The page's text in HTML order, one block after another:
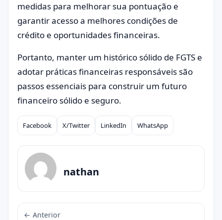
medidas para melhorar sua pontuação e
garantir acesso a melhores condições de
crédito e oportunidades financeiras.
Portanto, manter um histórico sólido de FGTS e
adotar práticas financeiras responsáveis são
passos essenciais para construir um futuro
financeiro sólido e seguro.
Compartilhar
Facebook X/Twitter LinkedIn WhatsApp
nathan
← Anterior